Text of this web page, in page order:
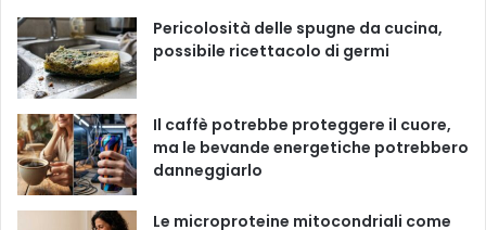
o
k
e
r
a
Pericolosità delle spugne da cucina,
possibile ricettacolo di germi
Il caffè potrebbe proteggere il cuore,
ma le bevande energetiche potrebbero
danneggiarlo
Le microproteine ​​mitocondriali come